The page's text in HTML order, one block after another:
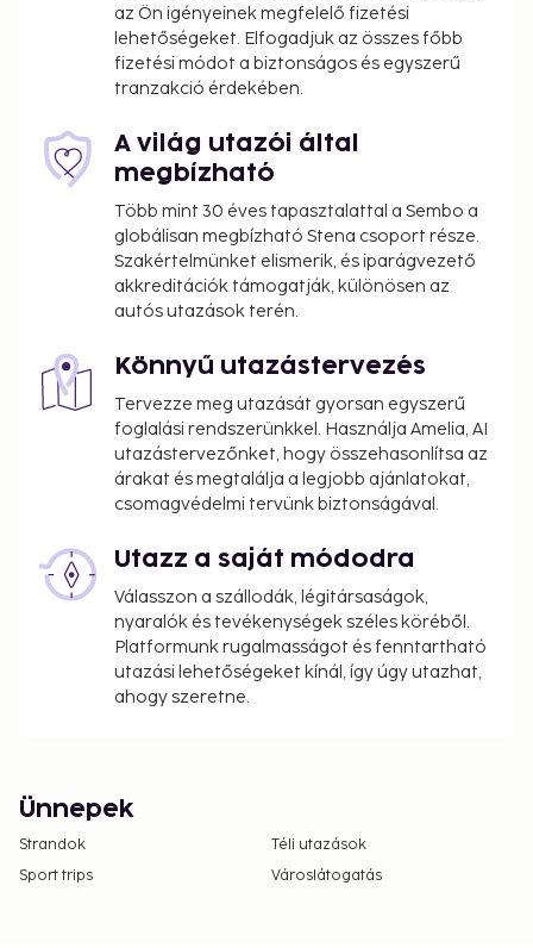
az Ön igényeinek megfelelő fizetési
lehetőségeket. Elfogadjuk az összes főbb
fizetési módot a biztonságos és egyszerű
tranzakció érdekében.
A világ utazói által
megbízható
Több mint 30 éves tapasztalattal a Sembo a
globálisan megbízható Stena csoport része.
Szakértelmünket elismerik, és iparágvezető
akkreditációk támogatják, különösen az
autós utazások terén.
Könnyű utazástervezés
Tervezze meg utazását gyorsan egyszerű
foglalási rendszerünkkel. Használja Amelia, AI
utazástervezőnket, hogy összehasonlítsa az
árakat és megtalálja a legjobb ajánlatokat,
csomagvédelmi tervünk biztonságával.
Utazz a saját módodra
Válasszon a szállodák, légitársaságok,
nyaralók és tevékenységek széles köréből.
Platformunk rugalmasságot és fenntartható
utazási lehetőségeket kínál, így úgy utazhat,
ahogy szeretne.
Ünnepek
Strandok
Téli utazások
Sport trips
Városlátogatás